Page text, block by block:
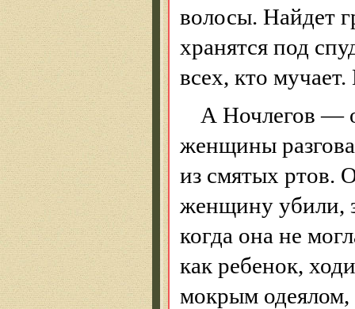
волосы. Найдет
хранятся под
всех, кто
А Ночлегов —
женщины
из смятых ртов.
женщину убили,
когда она не
как ребенок,
мокрым одеялом,